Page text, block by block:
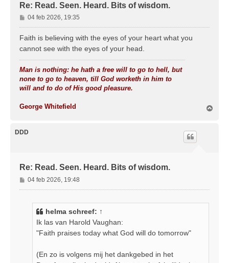
Re: Read. Seen. Heard. Bits of wisdom.
B
e
r
t
04 feb 2026, 19:35
Faith is believing with the eyes of your heart what you
cannot see with the eyes of your head.
Man is nothing: he hath a free will to go to hell, but
none to go to heaven, till God worketh in him to
will and to do of His good pleasure.
George Whitefield
DDD
Re: Read. Seen. Heard. Bits of wisdom.
B
e
04 feb 2026, 19:48
helma schreef: ↑
Ik las van Harold Vaughan:
"Faith praises today what God will do tomorrow"
(En zo is volgens mij het dankgebed in het